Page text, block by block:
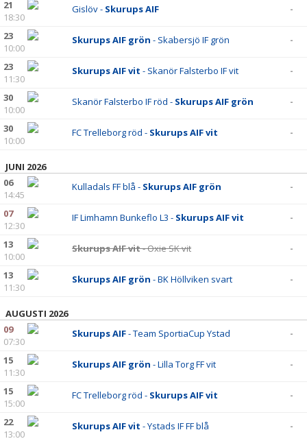
21
18:30
Gislöv - Skurups AIF -
23
10:00
Skurups AIF grön - Skabersjö IF grön -
23
11:30
Skurups AIF vit - Skanör Falsterbo IF vit -
30
10:00
Skanör Falsterbo IF röd - Skurups AIF grön -
30
10:00
FC Trelleborg röd - Skurups AIF vit -
JUNI 2026
06
14:45
Kulladals FF blå - Skurups AIF grön -
07
12:30
IF Limhamn Bunkeflo L3 - Skurups AIF vit -
13
10:00
Skurups AIF vit- Oxie SK vit -
13
11:30
Skurups AIF grön - BK Höllviken svart -
AUGUSTI 2026
09
07:30
Skurups AIF- Team SportiaCup Ystad -
15
11:30
Skurups AIF grön - Lilla Torg FF vit -
15
15:00
FC Trelleborg röd - Skurups AIF vit -
22
13:00
Skurups AIF vit - Ystads IF FF blå -